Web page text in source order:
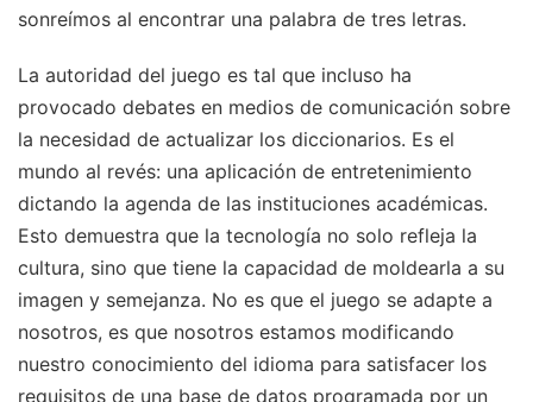
sonreímos al encontrar una palabra de tres letras.
La autoridad del juego es tal que incluso ha
provocado debates en medios de comunicación sobre
la necesidad de actualizar los diccionarios. Es el
mundo al revés: una aplicación de entretenimiento
dictando la agenda de las instituciones académicas.
Esto demuestra que la tecnología no solo refleja la
cultura, sino que tiene la capacidad de moldearla a su
imagen y semejanza. No es que el juego se adapte a
nosotros, es que nosotros estamos modificando
nuestro conocimiento del idioma para satisfacer los
requisitos de una base de datos programada por un